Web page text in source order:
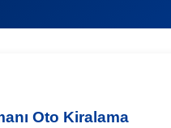
Oto Kiralama